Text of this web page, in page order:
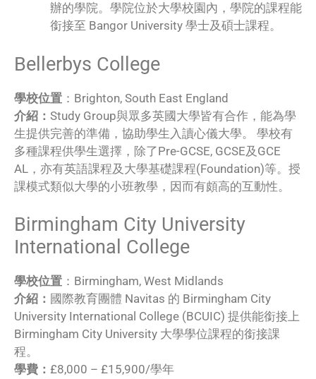
辦的學院。學院位於大學校園內，學院的課程能
銜接至 Bangor University 學士及碩士課程。
Bellerbys College
學校位置 ：Brighton, South East England
介紹： Study Group與眾多英國大學皆有合作，能為學
生提供完善的準備，協助學生入讀心儀大學。 學校有
多種課程供學生選擇，除了Pre-GCSE, GCSE及GCE
AL，亦有英語課程及大學基礎課程(Foundation)等。授
課模式類似大學的小班教學，因而有頗高的互動性。
Birmingham City University
International College
學校位置 ：Birmingham, West Midlands
介紹： 國際教育團體 Navitas 的 Birmingham City
University International College (BCUIC) 提供能銜接上
Birmingham City University 大學學位課程的銜接課
程。
學費： £8,000 – £15,900/學年